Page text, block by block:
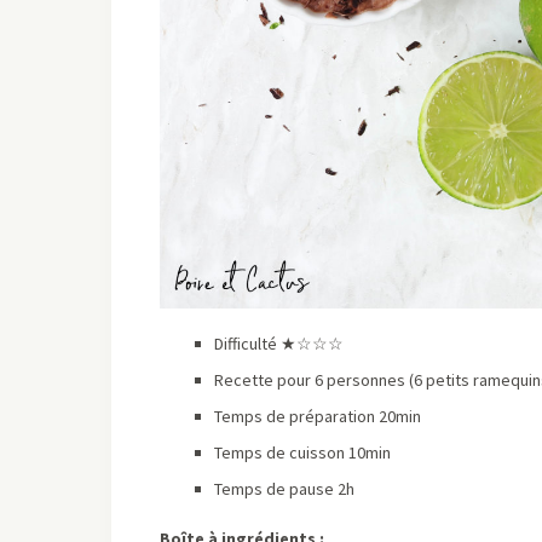
Difficulté ★☆☆☆
Recette pour 6 personnes (6 petits
Temps de préparation 20min
Temps de cuisson 10min
Temps de pause 2h